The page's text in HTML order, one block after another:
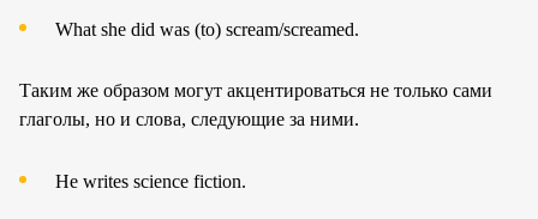
What she did was (to) scream/screamed.
Таким же образом могут акцентироваться не только сами
глаголы, но и слова, следующие за ними.
He writes science fiction.